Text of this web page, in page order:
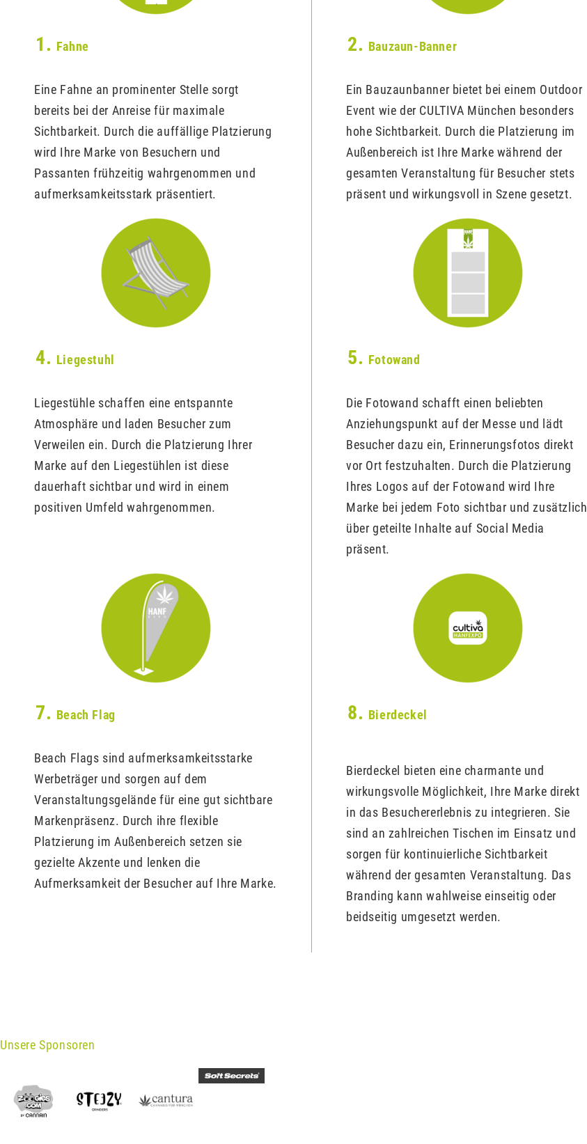
1. Fahne
Eine Fahne an prominenter Stelle sorgt
bereits bei der Anreise für maximale
Sichtbarkeit. Durch die auffällige Platzierung
wird Ihre Marke von Besuchern und
Passanten frühzeitig wahrgenommen und
aufmerksamkeitsstark präsentiert.
2. Bauzaun-Banner
Ein Bauzaunbanner bietet bei einem Outdoor
Event wie der CULTIVA München besonders
hohe Sichtbarkeit. Durch die Platzierung im
Außenbereich ist Ihre Marke während der
gesamten Veranstaltung für Besucher stets
präsent und wirkungsvoll in Szene gesetzt.
4. Liegestuhl
Liegestühle schaffen eine entspannte
Atmosphäre und laden Besucher zum
Verweilen ein. Durch die Platzierung Ihrer
Marke auf den Liegestühlen ist diese
dauerhaft sichtbar und wird in einem
positiven Umfeld wahrgenommen.
5. Fotowand
Die Fotowand schafft einen beliebten
Anziehungspunkt auf der Messe und lädt
Besucher dazu ein, Erinnerungsfotos direkt
vor Ort festzuhalten. Durch die Platzierung
Ihres Logos auf der Fotowand wird Ihre
Marke bei jedem Foto sichtbar und zusätzlich
über geteilte Inhalte auf Social Media
präsent.
7. Beach Flag
Beach Flags sind aufmerksamkeitsstarke
Werbeträger und sorgen auf dem
Veranstaltungsgelände für eine gut sichtbare
Markenpräsenz. Durch ihre flexible
Platzierung im Außenbereich setzen sie
gezielte Akzente und lenken die
Aufmerksamkeit der Besucher auf Ihre Marke.
8. Bierdeckel
Bierdeckel bieten eine charmante und
wirkungsvolle Möglichkeit, Ihre Marke direkt
in das Besuchererlebnis zu integrieren. Sie
sind an zahlreichen Tischen im Einsatz und
sorgen für kontinuierliche Sichtbarkeit
während der gesamten Veranstaltung. Das
Branding kann wahlweise einseitig oder
beidseitig umgesetzt werden.
Unsere Sponsoren